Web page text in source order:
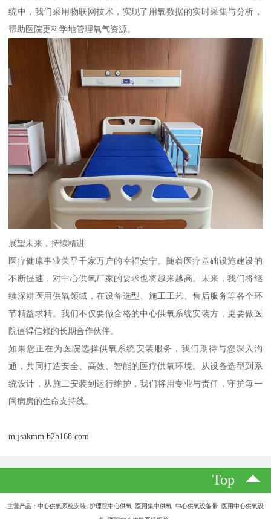
统中，我们采用物联网技术，实现了用氧数据的实时采集与分析，
帮助医院更科学地管理氧气资源。
展望未来，持续精进
医疗健康事业关乎千家万户的幸福安宁。随着医疗基础设施建设的
不断提速，对中心供氧厂家的要求也将越来越高。未来，我们将继
续深耕医用供氧领域，在设备选型、施工工艺、售后服务等各个环
节精益求精。我们不仅要做合格的中心供氧系统安装方，更要做医
院值得信赖的长期合作伙伴。
如果您正在为医院选择供氧系统安装服务，我们期待与您深入沟
通，共同打造安全、高效、智能的医疗供氧环境。从设备选型到系
统设计，从施工安装到运行维护，我们将用专业与责任，守护每一
间病房的生命支持线。
m.jsakmm.b2b168.com
Top
主营产品：中心供氧系统安装 护理院中心供氧 医用集中供氧 中心供氧设备带 医用中心供氧设